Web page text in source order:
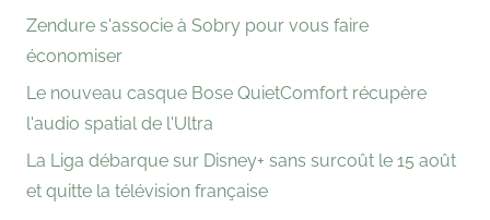
Zendure s'associe à Sobry pour vous faire
économiser
Le nouveau casque Bose QuietComfort récupère
l'audio spatial de l'Ultra
La Liga débarque sur Disney+ sans surcoût le 15 août
et quitte la télévision française